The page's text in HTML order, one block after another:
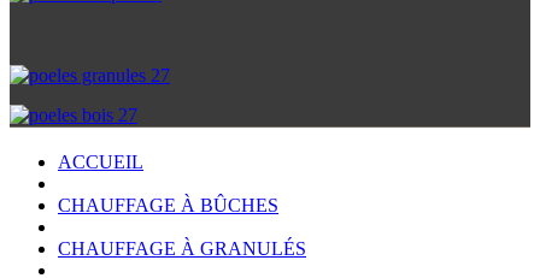
ACCUEIL
CHAUFFAGE À BÛCHES
CHAUFFAGE À GRANULÉS